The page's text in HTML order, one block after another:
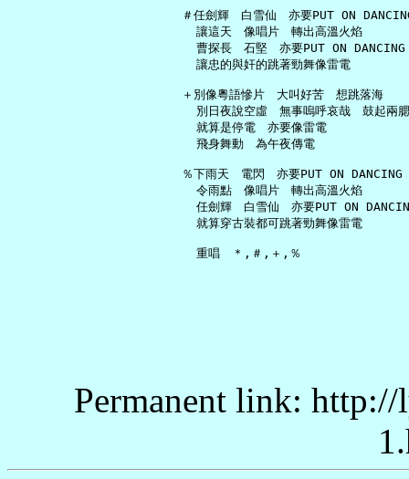
＃任劍輝　白雪仙　亦要PUT ON
     讓這天　像唱片　轉出高溫火焰
曹探長　石堅　亦要PUT ON
     讓忠的與奸的跳著勁舞像雷電
   ＋別像粵語慘片　大叫好苦　想跳落海
     別日夜說空虛　無事嗚呼哀哉　鼓起兩腮
     就算是停電　亦要像雷電
     飛身舞動　為午夜傳電
％下雨天　電閃　亦要PUT ON
     令雨點　像唱片　轉出高溫火焰
任劍輝　白雪仙　亦要PUT ON
     就算穿古裝都可跳著勁舞像雷電
Permanent link: